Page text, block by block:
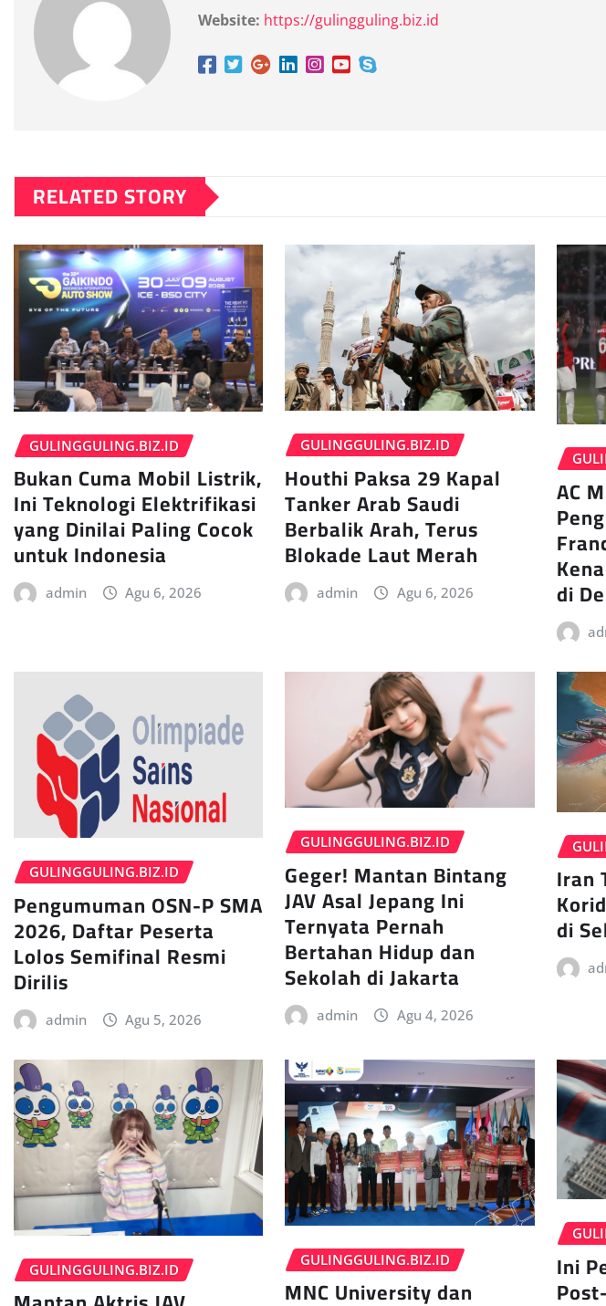
Website: https://gulingguling.biz.id
RELATED STORY
GULINGGULING.BIZ.ID
Bukan Cuma Mobil Listrik,
Ini Teknologi Elektrifikasi
yang Dinilai Paling Cocok
untuk Indonesia
admin Agu 6, 2026
GULINGGULING.BIZ.ID
Houthi Paksa 29 Kapal
Tanker Arab Saudi
Berbalik Arah, Terus
Blokade Laut Merah
admin Agu 6, 2026
AC
di
GULINGGULING.BIZ.ID
Pengumuman OSN-P SMA
2026, Daftar Peserta
Lolos Semifinal Resmi
Dirilis
admin Agu 5, 2026
GULINGGULING.BIZ.ID
Geger! Mantan Bintang
JAV Asal Jepang Ini
Ternyata Pernah
Bertahan Hidup dan
Sekolah di Jakarta
admin Agu 4, 2026
Iran
di
GULINGGULING.BIZ.ID
GULINGGULING.BIZ.ID
MNC University dan
Ini